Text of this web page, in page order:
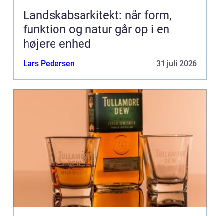
Landskabsarkitekt: når form,
funktion og natur går op i en
højere enhed
Lars Pedersen 31 juli 2026